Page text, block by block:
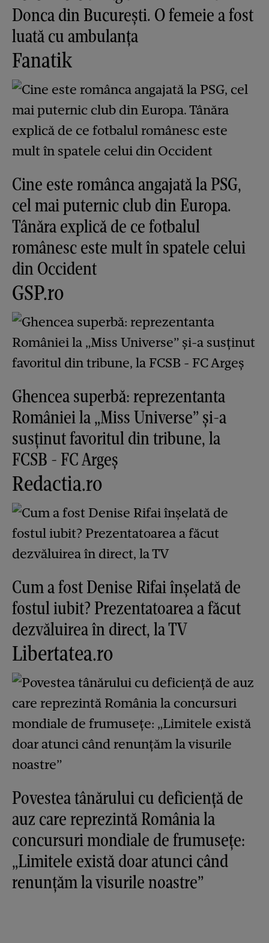
Donca din București. O femeie a fost
luată cu ambulanța
Fanatik
Cine este românca angajată la PSG,
cel mai puternic club din Europa.
Tânăra explică de ce fotbalul
românesc este mult în spatele celui
din Occident
GSP.ro
Ghencea superbă: reprezentanta
României la „Miss Universe” și-a
susținut favoritul din tribune, la
FCSB - FC Argeș
Redactia.ro
Cum a fost Denise Rifai înșelată de
fostul iubit? Prezentatoarea a făcut
dezvăluirea în direct, la TV
Libertatea.ro
Povestea tânărului cu deficiență de
auz care reprezintă România la
concursuri mondiale de frumusețe:
„Limitele există doar atunci când
renunțăm la visurile noastre”